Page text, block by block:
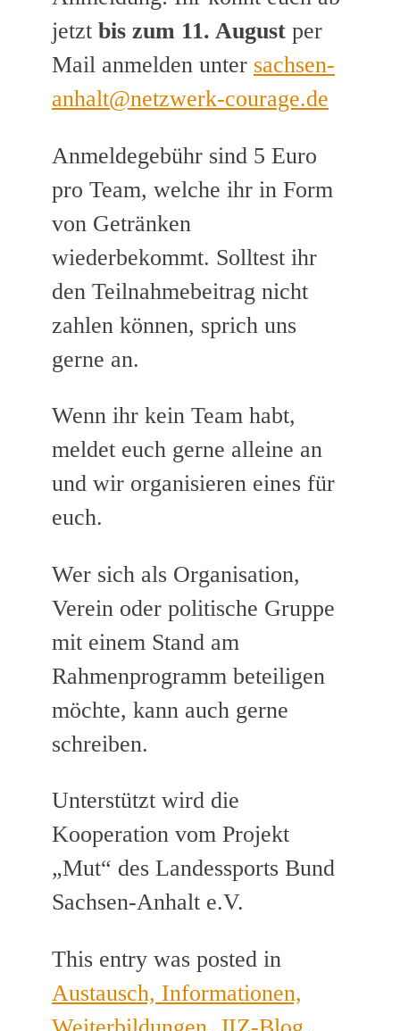
jetzt bis zum 11. August per
Mail anmelden unter sachsen-
anhalt@netzwerk-courage.de
Anmeldegebühr sind 5 Euro
pro Team, welche ihr in Form
von Getränken
wiederbekommt. Solltest ihr
den Teilnahmebeitrag nicht
zahlen können, sprich uns
gerne an.
Wenn ihr kein Team habt,
meldet euch gerne alleine an
und wir organisieren eines für
euch.
Wer sich als Organisation,
Verein oder politische Gruppe
mit einem Stand am
Rahmenprogramm beteiligen
möchte, kann auch gerne
schreiben.
Unterstützt wird die
Kooperation vom Projekt
„Mut“ des Landessports Bund
Sachsen-Anhalt e.V.
This entry was posted in
Austausch, Informationen,